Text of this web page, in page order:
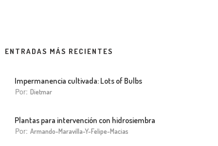
ENTRADAS MÁS RECIENTES
Impermanencia cultivada: Lots of Bulbs
Por: Dietmar
Plantas para intervención con hidrosiembra
Por: Armando-Maravilla-Y-Felipe-Macias